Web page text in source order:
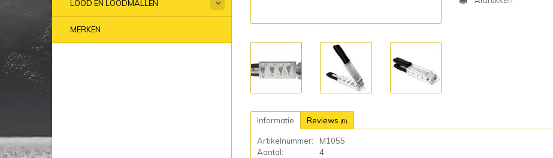
LOOD EN LOODMALLEN
MERKEN
Informatie Reviews (0)
Artikelnummer:
M1055
Aantal:
4